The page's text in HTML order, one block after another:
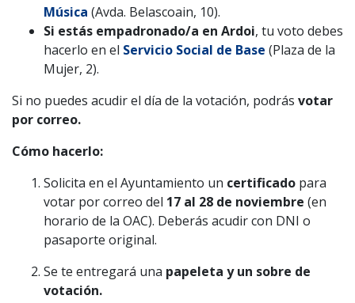
Música (Avda. Belascoain, 10).
Si estás empadronado/a en Ardoi, tu voto debes
hacerlo en el Servicio Social de Base (Plaza de la
Mujer, 2).
Si no puedes acudir el día de la votación, podrás votar
por correo.
Cómo hacerlo:
Solicita en el Ayuntamiento un certificado para
votar por correo del 17 al 28 de noviembre (en
horario de la OAC). Deberás acudir con DNI o
pasaporte original.
Se te entregará una papeleta y un sobre de
votación.